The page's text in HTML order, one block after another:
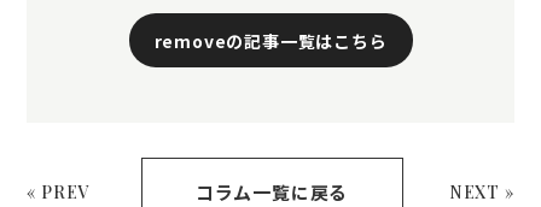
removeの記事一覧はこちら
« PREV コラム一覧に戻る NEXT »